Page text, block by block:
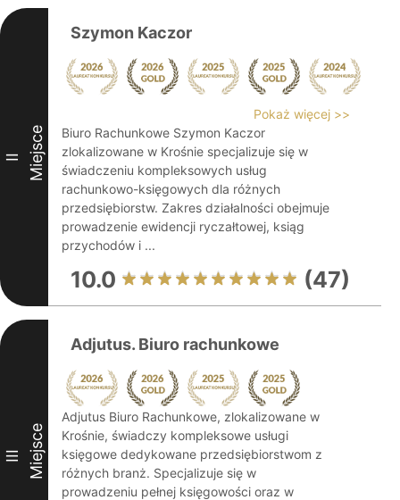
II Miejsce
Szymon Kaczor
Pokaż więcej >>
Biuro Rachunkowe Szymon Kaczor
zlokalizowane w Krośnie specjalizuje się w
świadczeniu kompleksowych usług
rachunkowo-księgowych dla różnych
przedsiębiorstw. Zakres działalności obejmuje
prowadzenie ewidencji ryczałtowej, ksiąg
przychodów i ...
10.0 (47)
III Miejsce
Adjutus. Biuro rachunkowe
Adjutus Biuro Rachunkowe, zlokalizowane w
Krośnie, świadczy kompleksowe usługi
księgowe dedykowane przedsiębiorstwom z
różnych branż. Specjalizuje się w
prowadzeniu pełnej księgowości oraz w